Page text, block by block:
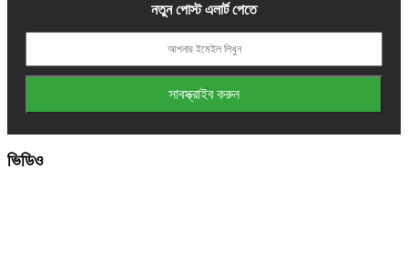
নতুন পোস্ট এলার্ট পেতে
ভিডিও